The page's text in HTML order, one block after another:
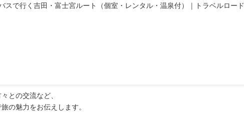
で行く吉田・富士宮ルート（個室・レンタル・温泉付）｜トラベルロード
との交流など、
の魅力をお伝えします。